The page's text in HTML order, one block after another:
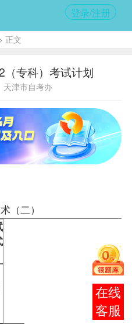
登录/注册
正文
（专科）考试计划
天津市自考办
二）
报考
咨询